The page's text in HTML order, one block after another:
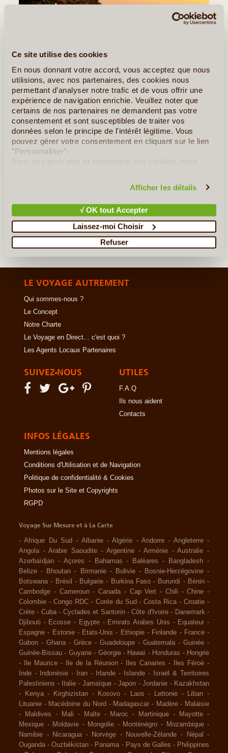
Ce site utilise des cookies
En nous donnant votre accord, vous acceptez que nous
utilisions, avec nos partenaires, des cookies nous
permettant d’analyser notre trafic et de vous offrir une
expérience de navigation enrichie. Veuillez noter que
certains de nos partenaires ne demandent pas votre
consentement et sont susceptibles de traiter vos
données selon le principe de l'intérêt légitime. Vous
pouvez gérer votre consentement en cliquant sur le lien
"Personnaliser".
Pour en savoir plus et paramétrer vos cookies, nous
Afficher les détails
√ OK tout Accepter
Laissez-moi Choisir
Refuser
Ce circuit d'une diversité unique vous permettra de faire vos
premiers pas dans un monde de tradition et de modernisme. Le
spectacle pour les yeux est grandiose par les paysages, les
ethnies, la cuisine locale, les couleurs et l'atmosphère (...)
En détail ≻
Les Merveilles du Sénégal
Vers le Pays Bedik & Bassari
Tous les circuits au Sénégal»
LE VOYAGE AUTREMENT
Qui sommes-nous ?
Le Concept
Notre Charte
Le Voyage en Direct... c'est quoi ?
Les Agents Locaux Partenaires
SUIVEZ-NOUS UTILES
F.A.Q
Ils nous aident
Contacts
INFOS LÉGALES
Mentions légales
Conditions d'Utilisation et de Navigation
Politique de confidentialité & Cookies
Photos sur le Site et Copyrights
RGPD
Voyage Sur Mesure et à La Carte
-Afrique Du Sud - Albanie -Algérie -Andorre - Angleterre -
Angola -Arabie Saoudite -Argentine -Arménie -Australie -
Azerbaïdjan - Açores - Bahamas - Baléares - Bangladesh -
Belize - Bhoutan - Birmanie - Bolivie - Bosnie-Herzégovine -
Botswana - Brésil - Bulgarie - Burkina Faso - Burundi - Bénin -
Cambodge - Cameroun - Canada - Cap Vert - Chili -Chine -
Colombie - Congo RDC - Corée du Sud -Costa Rica -Croatie -
Crète - Cuba - Cyclades et Santorin -Côte d'Ivoire - Danemark -
Djibouti - Ecosse - Egypte - Emirats Arabes Unis - Equateur -
Espagne - Estonie - Etats-Unis - Ethiopie - Finlande - France -
Gabon - Ghana - Grèce - Guadeloupe - Guatemala - Guinée -
Guinée-Bissau - Guyane - Géorgie - Hawaï - Honduras - Hongrie
-
Ile Maurice - Ile de la Réunion - Iles Canaries - Iles Féroé -
Inde - Indonésie - Iran - Irlande - Islande -
Israël & Territoires
Palestiniens - Italie - Jamaïque - Japon - Jordanie - Kazakhstan
-
Kenya - Kirghizistan - Kosovo - Laos - Lettonie - Liban -
Lituanie - Macédoine du Nord - Madagascar - Madère - Malaisie
-
Maldives - Mali - Malte - Maroc - Martinique - Mayotte -
Mexique - Moldavie - Mongolie - Monténégro - Mozambique -
Namibie - Nicaragua - Norvège - Nouvelle-Zélande - Népal
-
Ouganda -Ouzbékistan - Panama - Pays de Galles - Philippines